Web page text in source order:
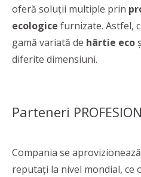
oferă soluții multiple prin
ecologice furnizate. Astfel,
gamă variată de hârtie eco
diferite dimensiuni.
Parteneri
Compania se
reputaţi la nivel mondial, ce